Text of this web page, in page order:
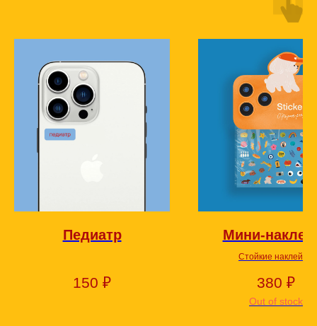
Педиатр
150 ₽
Мини-
Стойкие наклейки!
380 ₽
Out of stock